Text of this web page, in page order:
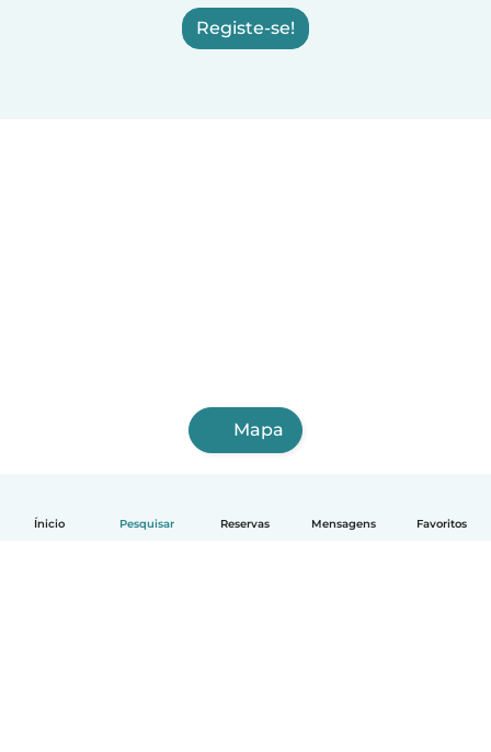
Ínicio Pesquisar Reservas Mensagens Favoritos
Registe-se!
Mapa